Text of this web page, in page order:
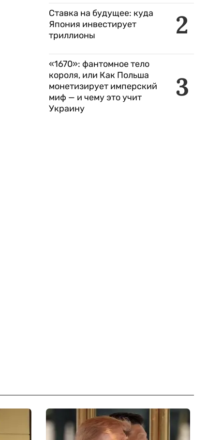
2
Ставка на будущее: куда
Япония инвестирует
триллионы
3
«1670»: фантомное тело
короля, или Как Польша
монетизирует имперский
миф — и чему это учит
Украину